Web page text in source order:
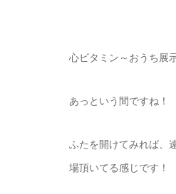
心ビタミン～おうち展
あっという間ですね！
ふたを開けてみれば、
場頂いてる感じです！